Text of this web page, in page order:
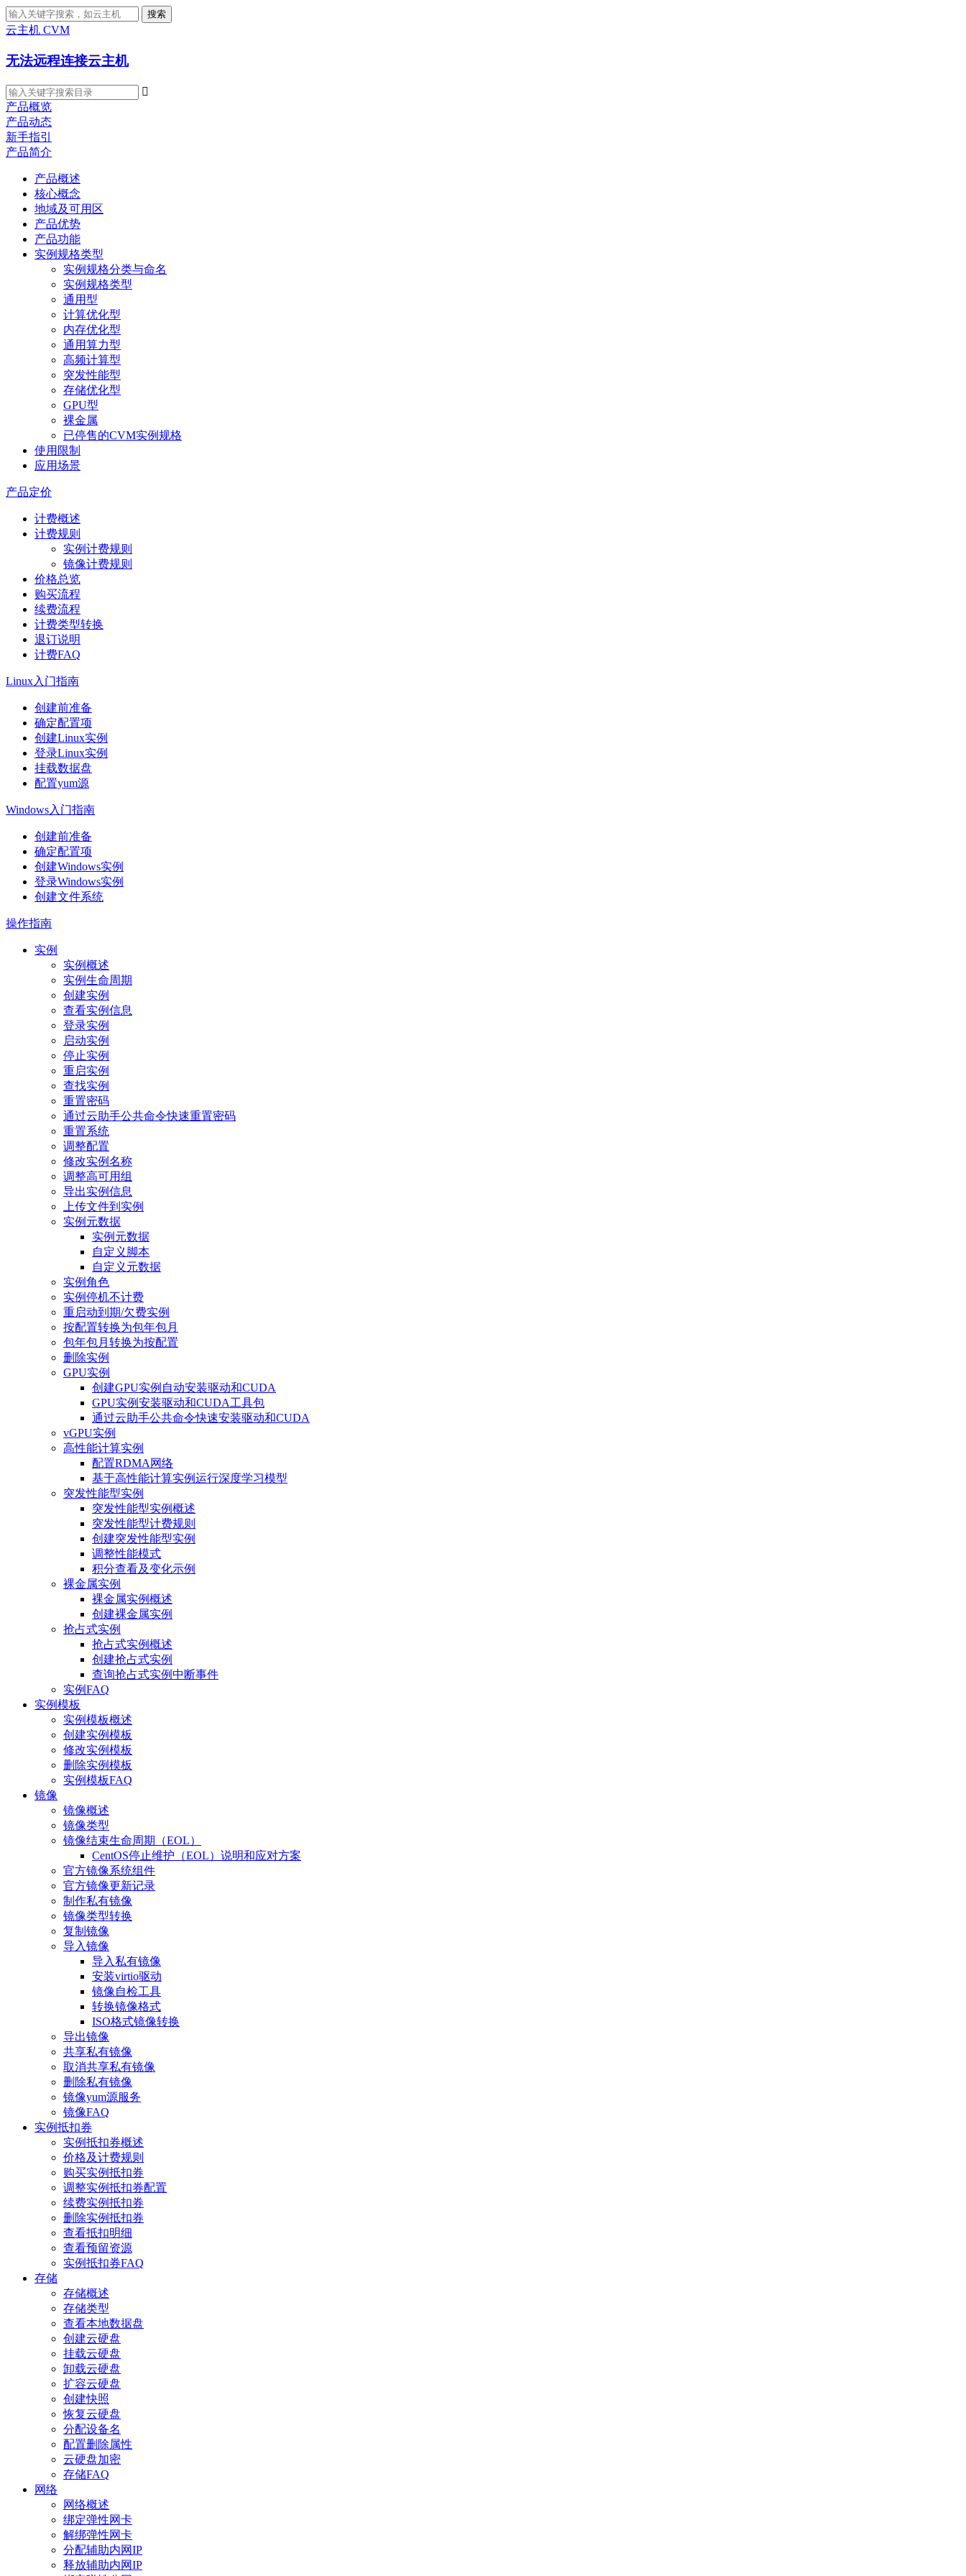
搜索
云主机 CVM
无法远程连接云主机

产品概览
产品动态
新手指引
产品简介
产品概述
核心概念
地域及可用区
产品优势
产品功能
实例规格类型
实例规格分类与命名
实例规格类型
通用型
计算优化型
内存优化型
通用算力型
高频计算型
突发性能型
存储优化型
GPU型
裸金属
已停售的CVM实例规格
使用限制
应用场景
产品定价
计费概述
计费规则
实例计费规则
镜像计费规则
价格总览
购买流程
续费流程
计费类型转换
退订说明
计费FAQ
Linux入门指南
创建前准备
确定配置项
创建Linux实例
登录Linux实例
挂载数据盘
配置yum源
Windows入门指南
创建前准备
确定配置项
创建Windows实例
登录Windows实例
创建文件系统
操作指南
实例
实例概述
实例生命周期
创建实例
查看实例信息
登录实例
启动实例
停止实例
重启实例
查找实例
重置密码
通过云助手公共命令快速重置密码
重置系统
调整配置
修改实例名称
调整高可用组
导出实例信息
上传文件到实例
实例元数据
实例元数据
自定义脚本
自定义元数据
实例角色
实例停机不计费
重启动到期/欠费实例
按配置转换为包年包月
包年包月转换为按配置
删除实例
GPU实例
创建GPU实例自动安装驱动和CUDA
GPU实例安装驱动和CUDA工具包
通过云助手公共命令快速安装驱动和CUDA
vGPU实例
高性能计算实例
配置RDMA网络
基于高性能计算实例运行深度学习模型
突发性能型实例
突发性能型实例概述
突发性能型计费规则
创建突发性能型实例
调整性能模式
积分查看及变化示例
裸金属实例
裸金属实例概述
创建裸金属实例
抢占式实例
抢占式实例概述
创建抢占式实例
查询抢占式实例中断事件
实例FAQ
实例模板
实例模板概述
创建实例模板
修改实例模板
删除实例模板
实例模板FAQ
镜像
镜像概述
镜像类型
镜像结束生命周期（EOL）
CentOS停止维护（EOL）说明和应对方案
官方镜像系统组件
官方镜像更新记录
制作私有镜像
镜像类型转换
复制镜像
导入镜像
导入私有镜像
安装virtio驱动
镜像自检工具
转换镜像格式
ISO格式镜像转换
导出镜像
共享私有镜像
取消共享私有镜像
删除私有镜像
镜像yum源服务
镜像FAQ
实例抵扣券
实例抵扣券概述
价格及计费规则
购买实例抵扣券
调整实例抵扣券配置
续费实例抵扣券
删除实例抵扣券
查看抵扣明细
查看预留资源
实例抵扣券FAQ
存储
存储概述
存储类型
查看本地数据盘
创建云硬盘
挂载云硬盘
卸载云硬盘
扩容云硬盘
创建快照
恢复云硬盘
分配设备名
配置删除属性
云硬盘加密
存储FAQ
网络
网络概述
绑定弹性网卡
解绑弹性网卡
分配辅助内网IP
释放辅助内网IP